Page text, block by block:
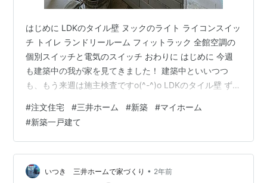
はじめに LDKのタイル壁 ヌックのライト ライコンスイッ
チ トイレ ランドリールーム フィットラック 全館空調の
個別スイッチと電気のスイッチ おわりに はじめに 今週
も建築中の我が家を見てきました！ 建築中といいつつ
も、もう来週は施主検査ですo(^-^)o LDKのタイル壁 ずー
られました！ LDKの耐力壁のタイル（目地はこれから）
目地はまだ入っていない状態なんですが、すでにかわい
い😍 www.nagoya-mosaic.com 名古屋モザイクのCCH-
F2000です。タイル形状の大理石で1つ1つ石目の模様が
違って素敵です。 1枚のタイル…
#注文住宅 #三井ホーム #新築 #マイホーム
#新築一戸建て
いつき 三井ホームで家づくり • 2年前